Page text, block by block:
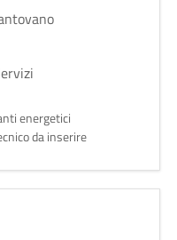
energetici
da inserire
La
sarà di
all'area tecnica
in particolare: